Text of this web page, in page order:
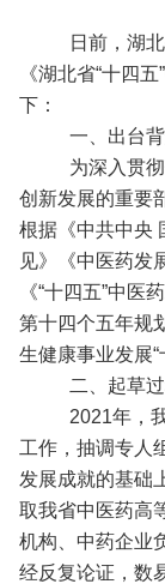
日前，湖
《湖北省“十四
下：
一、出台
为深入贯
创新发展的重要
根据《中共中央
见》《中医药发
《“十四五”中
第十四个五年规
生健康事业发展“
二、起草
2021年，
工作，抽调专人
发展成就的基础
取我省中医药高
机构、中药企业
经反复论证，数